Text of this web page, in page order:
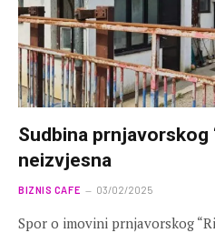
Sudbina prnjavorskog
neizvjesna
BIZNIS CAFE 03/02/2025
Spor o imovini prnjavorskog